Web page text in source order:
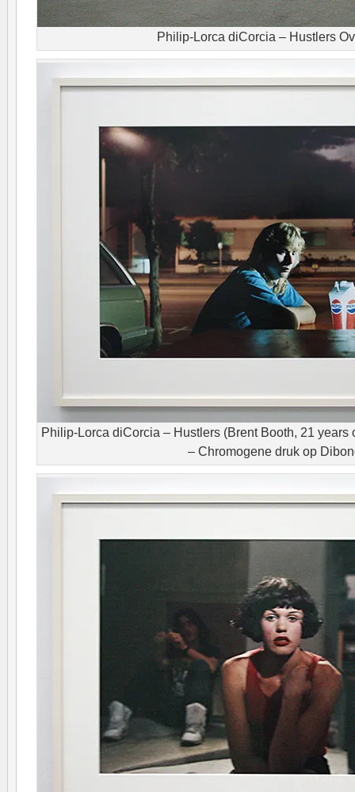
Philip-Lorca diCorcia – Hustlers
Philip-Lorca diCorcia – Hustlers (Brent Booth, 21 years
– Chromogene druk op